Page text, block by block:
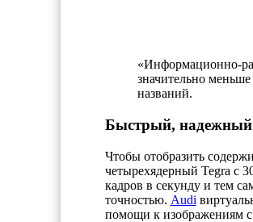
«Информационно-
значительно
названий.
Быстрый,
Чтобы отобразить
четырехядерный Tegra с
кадров в секунду и тем
точностью. Audi
помощи к изображениям с